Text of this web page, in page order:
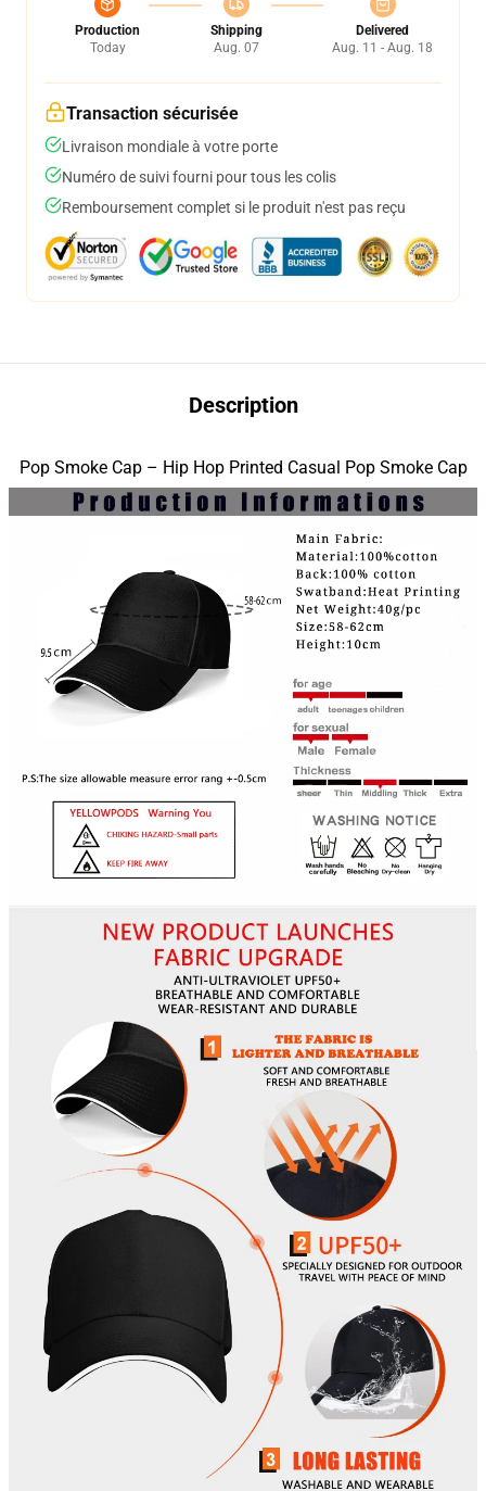
Production
Today
Shipping
Aug. 07
Delivered
Aug. 11 - Aug. 18
Transaction sécurisée
Livraison mondiale à votre porte
Numéro de suivi fourni pour tous les colis
Remboursement complet si le produit n'est pas reçu
Description
Pop Smoke Cap – Hip Hop Printed Casual Pop Smoke Cap